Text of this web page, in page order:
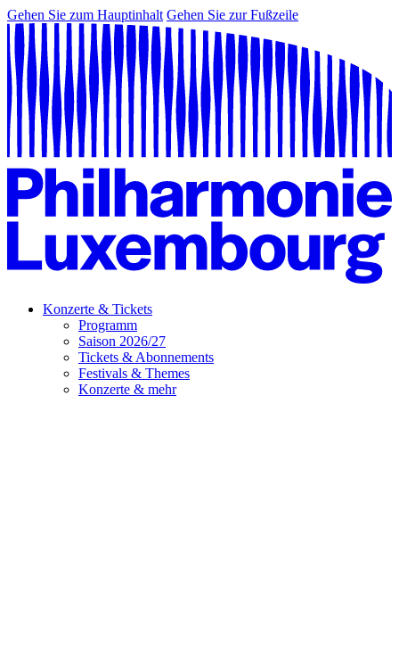
Gehen Sie zum Hauptinhalt Gehen Sie zur Fußzeile
Konzerte & Tickets
Programm
Saison 2026/27
Tickets & Abonnements
Festivals & Themes
Konzerte & mehr